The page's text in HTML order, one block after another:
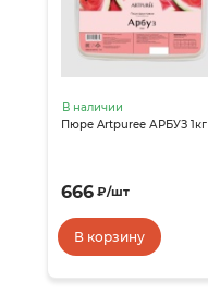
В наличии
Пюре Artpuree АРБУЗ 1кг
666 ₽/шт
В корзину